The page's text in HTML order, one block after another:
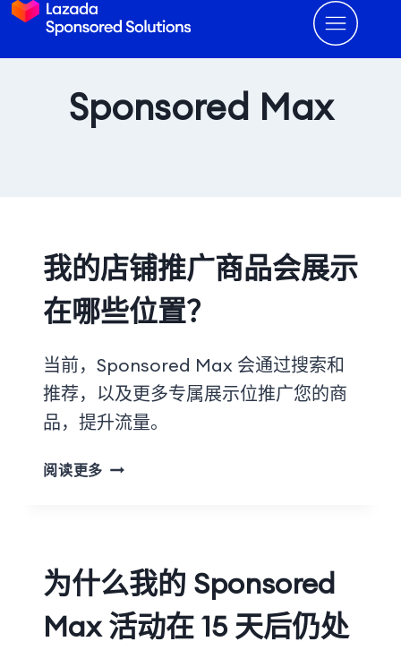
Sponsored Max
我的店铺推广商品会展示
在哪些位置？
当前，Sponsored Max 会通过搜索和
推荐，以及更多专属展示位推广您的商
品，提升流量。
阅读更多
为什么我的 Sponsored
Max 活动在 15 天后仍处